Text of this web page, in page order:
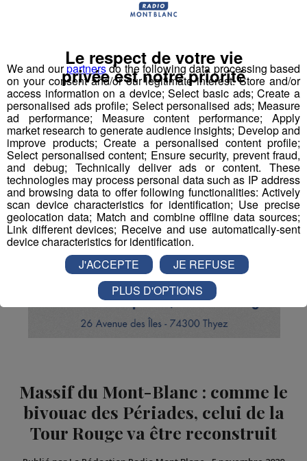
Massif du Mont-Blanc : comme le
bivouac des Périades, celui de la
Tour Rouge va être reconstruit
We and ourpartnersdo the following data processing based
on your consent and/or our legitimate interest: Store and/or
access information on a device; Select basic ads; Create a
personalised ads profile; Select personalised ads; Measure
ad performance; Measure content performance; Apply
market research to generate audience insights; Develop and
improve products; Create a personalised content profile;
Select personalised content; Ensure security, prevent fraud,
and debug; Technically deliver ads or content. These
technologies may process personal data such as IP address
and browsing data to offer following functionalities: Actively
scan device characteristics for identification; Use precise
geolocation data; Match and combine offline data sources;
Link different devices; Receive and use automatically-sent
device characteristics for identification.
Le respect de votre vie
privée est notre priorité
J'ACCEPTE
JE REFUSE
PLUS D'OPTIONS